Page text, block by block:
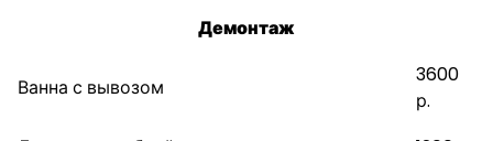
Демонтаж
Ванна с вывозом
3600
р.